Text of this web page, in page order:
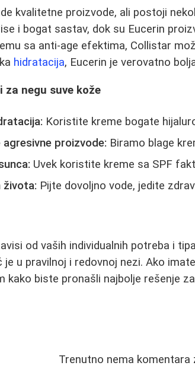
kvalitetne proizvode, ali postoji
i bogat sastav, dok su Eucerin
sa anti-age efektima, Collistar
hidratacija, Eucerin je verovatno
za negu suve kože
Koristite kreme bogate
proizvode: Biramo blage
Uvek koristite kreme sa SPF
života: Pijte dovoljno vode, jedite
od vaših individualnih potreba i
je u pravilnoj i redovnoj nezi. Ako
kako biste pronašli najbolje rešenje
Trenutno nema komentara